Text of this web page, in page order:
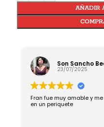
Son Sancho
23/07/2025
Fran fue muy amable y
en un periquete
AÑADIR